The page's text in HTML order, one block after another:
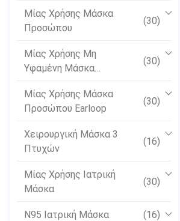
Μίας Χρήσης Μάσκα
Προσώπου
(30)
Μίας Χρήσης Μη
Υφαμένη Μάσκα
(30)
Μίας Χρήσης Μάσκα
Προσώπου Earloop
(30)
Χειρουργική Μάσκα 3
Πτυχών
(16)
Μίας Χρήσης Ιατρική
Μάσκα
(30)
N95 Ιατρική Μάσκα (16)